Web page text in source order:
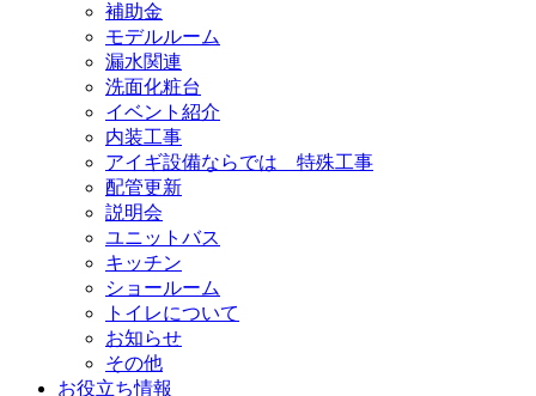
補助金
モデルルーム
漏水関連
洗面化粧台
イベント紹介
内装工事
アイギ設備ならでは 特殊工事
配管更新
説明会
ユニットバス
キッチン
ショールーム
トイレについて
お知らせ
その他
お役立ち情報